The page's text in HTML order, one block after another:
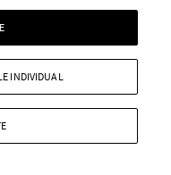
vor
speciale si
look-uri total
INDIVIDUAL